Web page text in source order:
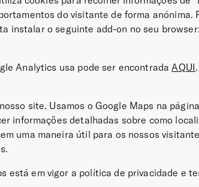
do visitante de forma anónima.
instalar o seguinte add-on no seu
Analytics usa pode ser encontradaAQUI.
site. Usamos o Google Maps na
informações detalhadas sobre como
uma maneira útil para os nossos
está em vigor a política de privacidade e